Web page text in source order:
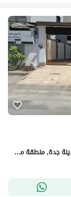
فيلا للبيع في شارع هبة الله الطيبي, حي الشراع, مدينة جدة, منطقة مكة المكرمة